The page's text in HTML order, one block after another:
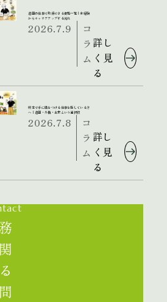
造園の仕事で取得できる資格一覧｜未経験
からキャリアアップする流れ
2026.7.9
コ
ラ
ム
詳し
く見
る
熊本で手に職をつける仕事を探している方
へ｜造園・外構・土木という選択肢
2026.7.8
コ
ラ
ム
詳し
く見
る